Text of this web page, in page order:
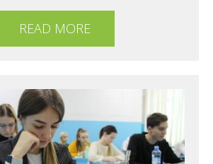
READ MORE